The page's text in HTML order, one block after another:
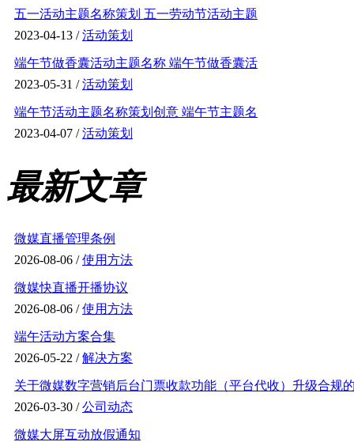
五一活动主题名称策划 五一劳动节活动主题
2023-04-13 /活动策划
端午节做香囊活动主题名称 端午节做香囊活
2023-05-31 /活动策划
端午节活动主题名称策划创意 端午节主题名
2023-04-07 /活动策划
最新文章
微媒直播管理条例
2026-08-06 /使用方法
微媒快直播开播协议
2026-08-06 /使用方法
端午活动方案合集
2026-05-22 /解决方案
关于微媒数字营销后台门票收款功能（平台代收）升级合规
2026-03-30 /公司动态
微媒大屏互动放假通知